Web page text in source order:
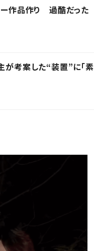
ー作品作り 過酷だった
考案した“装置”に「素